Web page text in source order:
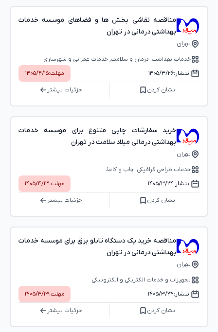
مناقصه نقاشی بخش ها و فضاهای موسسه خدمات
بهداشتی درمانی در تهران
تهران
خدمات بهداشت، درمان و سلامت, خدمات عمرانی و شهرسازی
انتشار:۱۴۰۵/۳/۲۶ مهلت:۱۴۰۵/۴/۱۵
نشان کردن جزئیات بیشتر
خرید سفارشات چاپی متنوع برای موسسه خدمات
بهداشتی درمانی میلاد سلامت در تهران
تهران
خدمات طراحی گرافیکی، چاپ و کاغذ
انتشار:۱۴۰۵/۳/۲۴ مهلت:۱۴۰۵/۴/۱۳
نشان کردن جزئیات بیشتر
مناقصه خرید یک دستگاه تابلو برق برای موسسه خدمات
بهداشتی درمانی در تهران
تهران
تجهیزات و خدمات الکتریکی و الکترونیکی
انتشار:۱۴۰۵/۳/۲۴ مهلت:۱۴۰۵/۴/۱۳
نشان کردن جزئیات بیشتر